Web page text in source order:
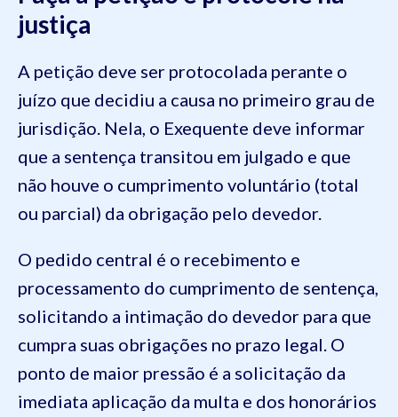
justiça
A petição deve ser protocolada perante o
juízo que decidiu a causa no primeiro grau de
jurisdição. Nela, o Exequente deve informar
que a sentença transitou em julgado e que
não houve o cumprimento voluntário (total
ou parcial) da obrigação pelo devedor.
O pedido central é o recebimento e
processamento do cumprimento de sentença,
solicitando a intimação do devedor para que
cumpra suas obrigações no prazo legal. O
ponto de maior pressão é a solicitação da
imediata aplicação da multa e dos honorários